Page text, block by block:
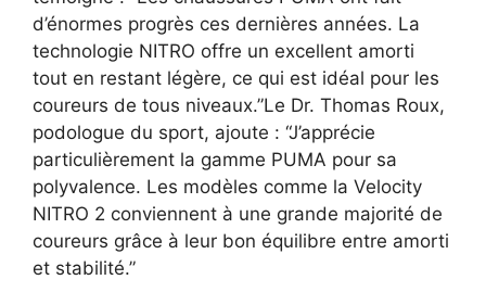
d’énormes progrès ces dernières années. La
technologie NITRO offre un excellent amorti
tout en restant légère, ce qui est idéal pour les
coureurs de tous niveaux.”Le Dr. Thomas Roux,
podologue du sport, ajoute : “J’apprécie
particulièrement la gamme PUMA pour sa
polyvalence. Les modèles comme la Velocity
NITRO 2 conviennent à une grande majorité de
coureurs grâce à leur bon équilibre entre amorti
et stabilité.”